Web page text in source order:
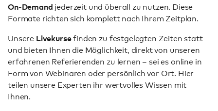
On-Demand jederzeit und überall zu nutzen. Diese
Formate richten sich komplett nach Ihrem Zeitplan.
Unsere Livekursefinden zu festgelegten Zeiten statt
und bieten Ihnen die Möglichkeit, direkt von unseren
erfahrenen Referierenden zu lernen – sei es online in
Form von Webinaren oder persönlich vor Ort. Hier
teilen unsere Experten ihr wertvolles Wissen mit
Ihnen.